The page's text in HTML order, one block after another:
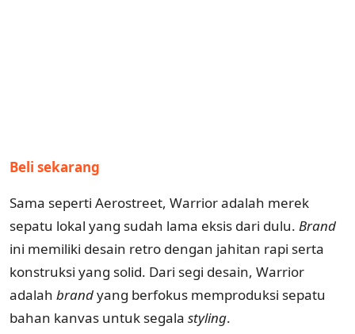
Beli sekarang
Sama seperti Aerostreet, Warrior adalah merek
sepatu lokal yang sudah lama eksis dari dulu. Brand
ini memiliki desain retro dengan jahitan rapi serta
konstruksi yang solid. Dari segi desain, Warrior
adalah brandyang berfokus memproduksi sepatu
bahan kanvas untuk segala styling.